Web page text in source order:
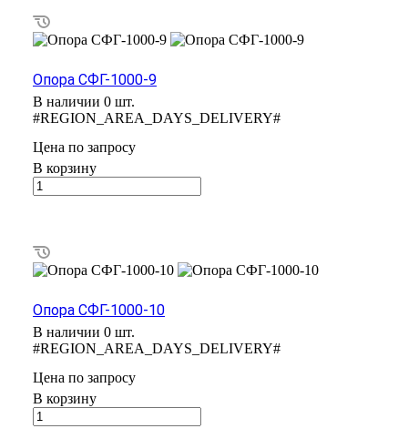
Опора СФГ-1000-9
В наличии 0 шт.
#REGION_AREA_DAYS_DELIVERY#
Цена по запросу
В корзину
Опора СФГ-1000-10
В наличии 0 шт.
#REGION_AREA_DAYS_DELIVERY#
Цена по запросу
В корзину